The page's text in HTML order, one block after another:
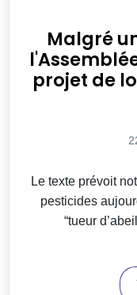
Malgré
projet de
Le texte prévoit
pesticides
“tueur